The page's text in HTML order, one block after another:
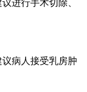
进行手术切除、
病人接受乳房肿